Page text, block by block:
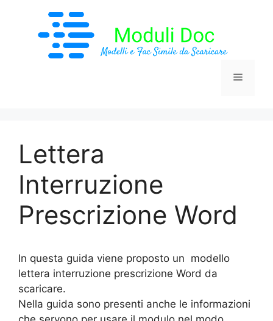
contenuto
Menu
Lettera
Interruzione
Prescrizione Word
In questa guida viene proposto un modello
lettera interruzione prescrizione Word da
scaricare.
Nella guida sono presenti anche le informazioni